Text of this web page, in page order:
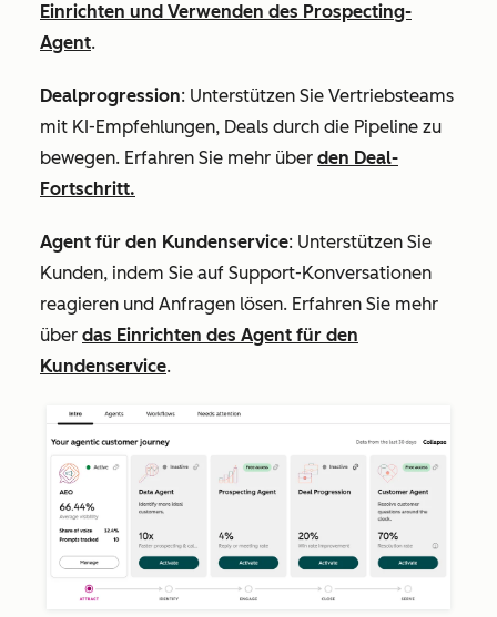
Einrichten und Verwenden des Prospecting-
Agent.
Dealprogression: Unterstützen Sie Vertriebsteams
mit KI-Empfehlungen, Deals durch die Pipeline zu
bewegen. Erfahren Sie mehr über den Deal-
Fortschritt.
Agent für den Kundenservice: Unterstützen Sie
Kunden, indem Sie auf Support-Konversationen
reagieren und Anfragen lösen. Erfahren Sie mehr
über das Einrichten des Agent für den
Kundenservice.